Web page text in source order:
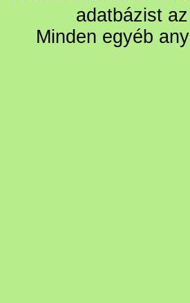
adatbázist
Minden egyéb